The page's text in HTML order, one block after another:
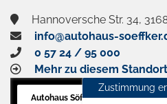
Hannoversche Str. 34,
info@autohaus-
0 57 24 / 95 000
Mehr zu diesem Standort
Autohaus Söffker GmbH
Zustimmung